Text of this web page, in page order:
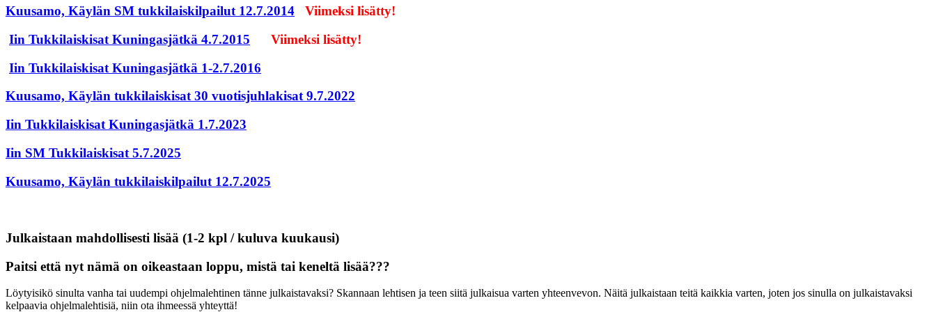
Kuusamo, Käylän SM tukkilaiskilpailut 12.7.2014
Viimeksi lisätty!
Iin Tukkilaiskisat Kuningasjätkä 4.7.2015
Viimeksi lisätty!
Iin Tukkilaiskisat Kuningasjätkä 1-2.7.2016
Kuusamo, Käylän tukkilaiskisat 30 vuotisjuhlakisat 9.7.2022
Iin Tukkilaiskisat Kuningasjätkä 1.7.2023
Iin SM Tukkilaiskisat 5.7.2025
Kuusamo, Käylän tukkilaiskilpailut 12.7.2025
Julkaistaan mahdollisesti lisää (1-2 kpl / kuluva kuukausi)
Paitsi että nyt nämä on oikeastaan loppu, mistä tai keneltä lisää???
Löytyisikö sinulta vanha tai uudempi ohjelmalehtinen tänne julkaistavaksi? Skannaan lehtisen ja teen siitä julkaisua varten yhteenvevon. Näitä julkaistaan teitä kaikkia varten, joten jos sinulla on julkaistavaksi
kelpaavia ohjelmalehtisiä, niin ota ihmeessä yhteyttä!